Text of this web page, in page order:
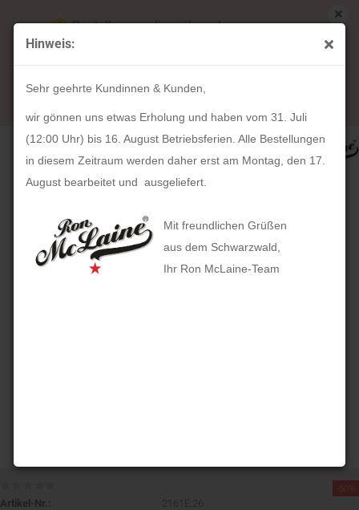
Hinweis:
Sehr geehrte Kundinnen & Kunden,
wir gönnen uns etwas Erholung und haben vom 31. Juli
(12:00 Uhr) bis 16. August Betriebsferien. Alle Bestellungen
in diesem Zeitraum werden daher erst am Montag, den 17.
August bearbeitet und ausgeliefert.
Mit freundlichen Grüßen
aus dem Schwarzwald,
Ihr Ron McLaine-Team
Bestellungen die während unserer
Betriebsferien (31. Juli ab 12:00 Uhr bis 16.
August) aufgegeben werden, werden ab Montag,
17. August bearbeitet und versendet.
« Erster « zurück weiter »
Letzter »
Artikel in dieser Kategorie
EASYfolder Set NEAPEL 2026 (ebenholz)
-50%
Artikel-Nr.:
2161E.26